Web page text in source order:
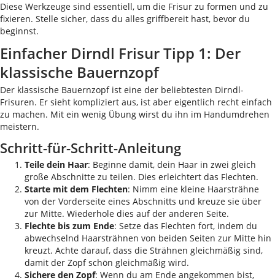
Diese Werkzeuge sind essentiell, um die Frisur zu formen und zu
fixieren. Stelle sicher, dass du alles griffbereit hast, bevor du
beginnst.
Einfacher Dirndl Frisur Tipp 1: Der
klassische Bauernzopf
Der klassische Bauernzopf ist eine der beliebtesten Dirndl-
Frisuren. Er sieht kompliziert aus, ist aber eigentlich recht einfach
zu machen. Mit ein wenig Übung wirst du ihn im Handumdrehen
meistern.
Schritt-für-Schritt-Anleitung
Teile dein Haar: Beginne damit, dein Haar in zwei gleich
große Abschnitte zu teilen. Dies erleichtert das Flechten.
Starte mit dem Flechten: Nimm eine kleine Haarsträhne
von der Vorderseite eines Abschnitts und kreuze sie über
zur Mitte. Wiederhole dies auf der anderen Seite.
Flechte bis zum Ende: Setze das Flechten fort, indem du
abwechselnd Haarsträhnen von beiden Seiten zur Mitte hin
kreuzt. Achte darauf, dass die Strähnen gleichmäßig sind,
damit der Zopf schön gleichmäßig wird.
Sichere den Zopf: Wenn du am Ende angekommen bist,